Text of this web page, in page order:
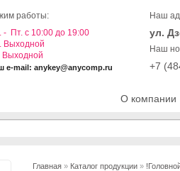
О компании
работы:
- Пт. с 10:00 до 19:00
Выходной
Выходной
e-mail: anykey@anycomp.ru
Наш
ул.
Наш
+7
Главная » Каталог продукции »